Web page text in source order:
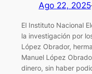
Ago 22, 2025
El Instituto Nacional
la investigación por
López Obrador,
Manuel López
dinero, sin haber